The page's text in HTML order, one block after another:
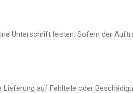
Unterschrift leisten. Sofern der
auf Fehlteile oder